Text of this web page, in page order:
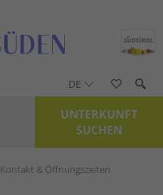
DE
UNTERKUNFT
SUCHEN
Kontakt & Öffnungszeiten